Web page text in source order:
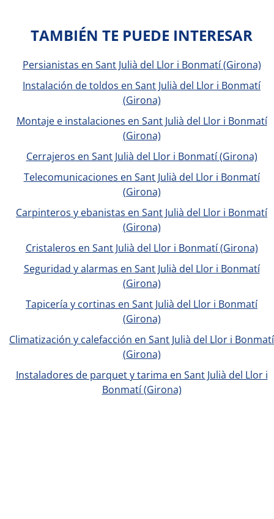
TAMBIÉN TE PUEDE INTERESAR
Persianistas en Sant Julià del Llor i Bonmatí (Girona)
Instalación de toldos en Sant Julià del Llor i Bonmatí
(Girona)
Montaje e instalaciones en Sant Julià del Llor i Bonmatí
(Girona)
Cerrajeros en Sant Julià del Llor i Bonmatí (Girona)
Telecomunicaciones en Sant Julià del Llor i Bonmatí
(Girona)
Carpinteros y ebanistas en Sant Julià del Llor i Bonmatí
(Girona)
Cristaleros en Sant Julià del Llor i Bonmatí (Girona)
Seguridad y alarmas en Sant Julià del Llor i Bonmatí
(Girona)
Tapicería y cortinas en Sant Julià del Llor i Bonmatí
(Girona)
Climatización y calefacción en Sant Julià del Llor i Bonmatí
(Girona)
Instaladores de parquet y tarima en Sant Julià del Llor i
Bonmatí (Girona)